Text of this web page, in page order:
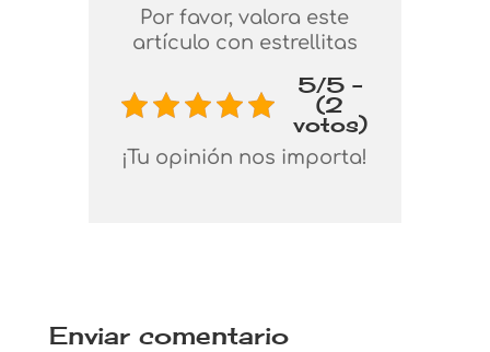
Por favor, valora este
artículo con estrellitas
5/5 -
(2
votos)
¡Tu opinión nos importa!
Enviar comentario